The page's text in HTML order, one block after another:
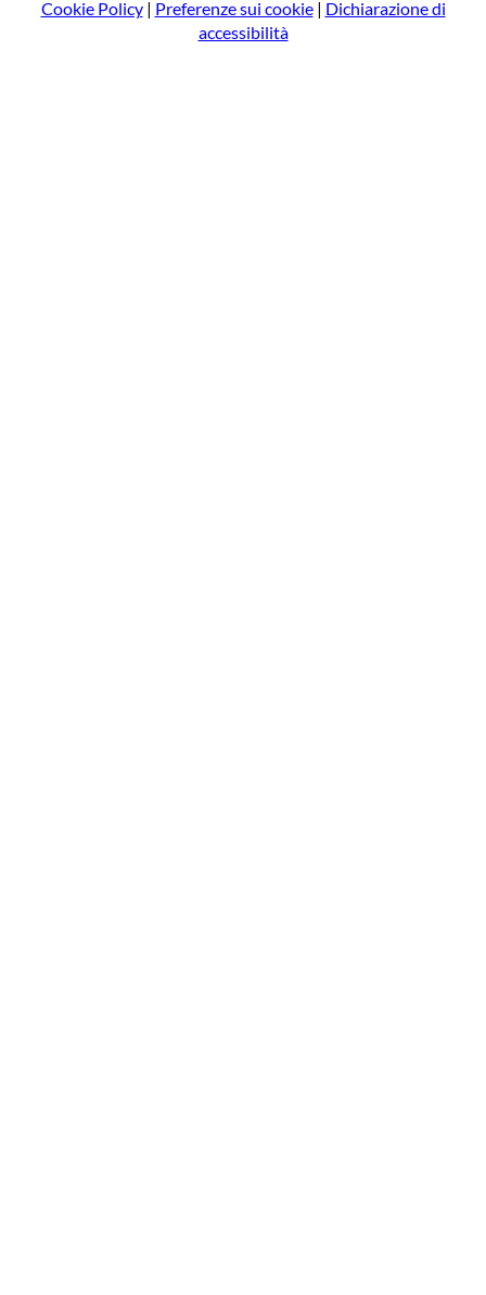
Cookie Policy| Preferenze sui cookie| Dichiarazione di
accessibilità